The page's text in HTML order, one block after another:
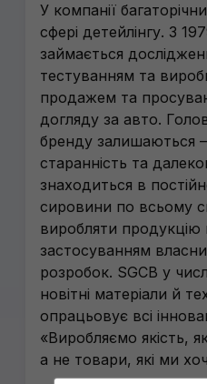
У компанії
сфері детейлінгу. З
займається
тестуванням та
продажем та
догляду за авто.
бренду залишаються
старанність та
знаходиться в
сировини по всьому
виробляти продукцію
застосуванням
розробок. SGCB у
новітні матеріали й
опрацьовує всі
«Виробляємо якість,
а не товари, які ми